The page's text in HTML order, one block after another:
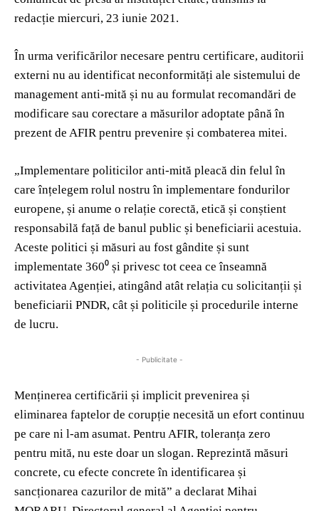
redacție miercuri, 23 iunie 2021.
În urma verificărilor necesare pentru certificare, auditorii
externi nu au identificat neconformități ale sistemului de
management anti-mită și nu au formulat recomandări de
modificare sau corectare a măsurilor adoptate până în
prezent de AFIR pentru prevenire și combaterea mitei.
„Implementare politicilor anti-mită pleacă din felul în
care înțelegem rolul nostru în implementare fondurilor
europene, și anume o relație corectă, etică și conștient
responsabilă față de banul public și beneficiarii acestuia.
Aceste politici și măsuri au fost gândite și sunt
implementate 360⁰ și privesc tot ceea ce înseamnă
activitatea Agenției, atingând atât relația cu solicitanții și
beneficiarii PNDR, cât și politicile și procedurile interne
de lucru.
- Publicitate -
Menținerea certificării și implicit prevenirea și
eliminarea faptelor de corupție necesită un efort continuu
pe care ni l-am asumat. Pentru AFIR, toleranța zero
pentru mită, nu este doar un slogan. Reprezintă măsuri
concrete, cu efecte concrete în identificarea și
sancționarea cazurilor de mită” a declarat Mihai